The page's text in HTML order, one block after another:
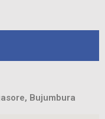
Bujumbura